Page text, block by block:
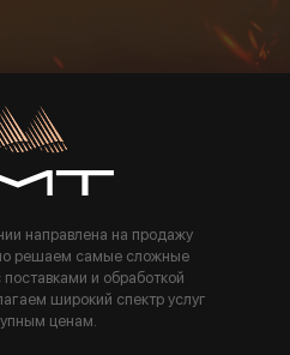
с политикой компании
направлена на продажу
решаем самые сложные
и обработкой
широкий спектр услуг
ценам.